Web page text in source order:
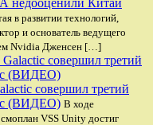
недооценили Китай
в развитии технологий,
и основатель ведущего
Nvidia Дженсен […]
совершил третий
(ВИДЕО) В ходе
VSS Unity достиг